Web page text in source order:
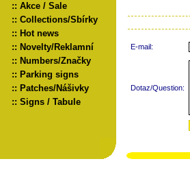
:: Akce / Sale
:: Collections/Sbírky
:: Hot news
:: Novelty/Reklamní
:: Numbers/Značky
:: Parking signs
:: Patches/Nášivky
:: Signs / Tabule
E-mail:
Dotaz/Question: